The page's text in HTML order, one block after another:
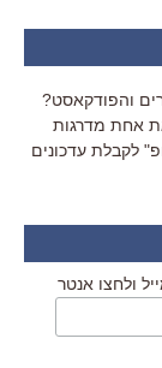
והפודקאסט?
אחת מדרגות
לקבלת עדכונים
ולחצו אנטר